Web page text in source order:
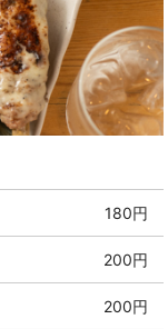
180円
200円
200円